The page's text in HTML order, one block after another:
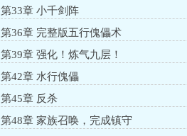
第33章 小千剑阵
第36章 完整版五行傀儡术
第39章 强化！炼气九层！
第42章 水行傀儡
第45章 反杀
第48章 家族召唤，完成镇守